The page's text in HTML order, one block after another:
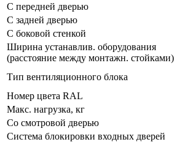
С передней дверью
С задней дверью
С боковой стенкой
Ширина устанавлив. оборудования
(расстояние между монтажн. стойками)
Тип вентиляционного блока
Номер цвета RAL
Макс. нагрузка, кг
Со смотровой дверью
Система блокировки входных дверей